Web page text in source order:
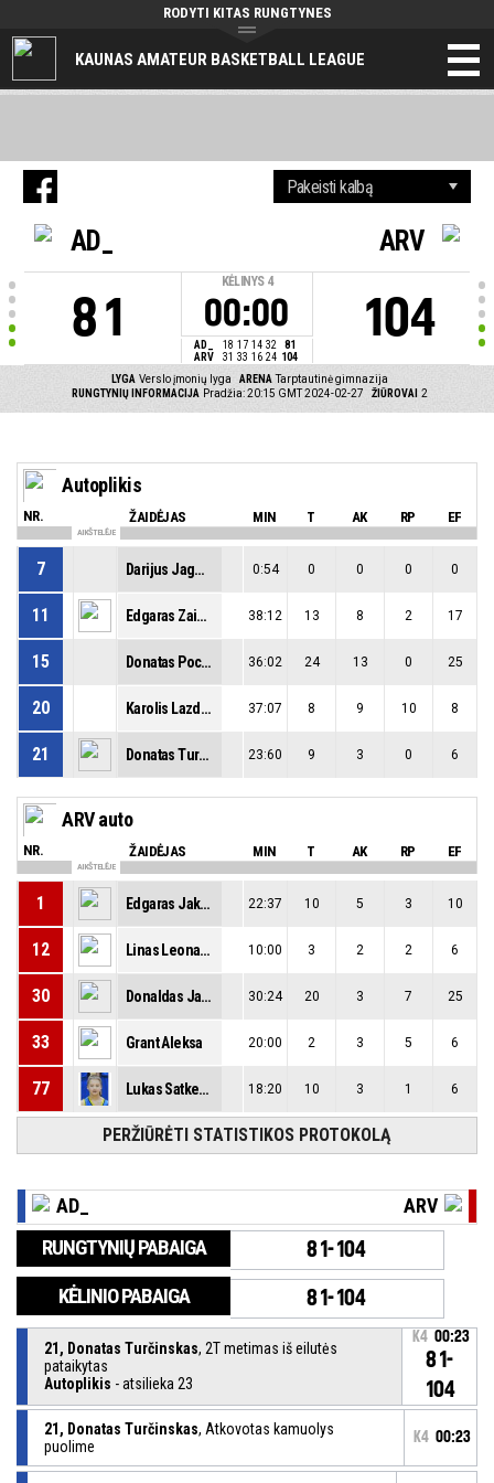
KAUNAS AMATEUR BASKETBALL LEAGUE
RODYTI KITAS RUNGTYNES
AD_
81
KĖLINYS 4
00:00
AD_ 18 17 14 32
81
ARV
31 33 16 24 104
ARV
104
LYGA Verslo įmonių lyga ARENA Tarptautinė gimnazija
RUNGTYNIŲ INFORMACIJA Pradžia: 20:15 GMT 2024-02-27 ŽIŪROVAI 2
Autoplikis
NR. ŽAIDĖJAS MIN T AK RP EF
AIKŠTELĖJE
7 Darijus Jagminas 0:54 0 0 0 0
11 Edgaras Zaidelis 38:12 13 8 2 17
15 Donatas Pocevičius 36:02 24 13 0 25
20 Karolis Lazdauskas 37:07 8 9 10 8
21 Donatas Turčinskas 23:60 9 3 0 6
ARV auto
NR. ŽAIDĖJAS MIN T AK RP EF
AIKŠTELĖJE
1 Edgaras Jakavičius 22:37 10 5 3 10
12 Linas Leonavičius 10:00 3 2 2 6
30 Donaldas Jankauskas 30:24 20 3 7 25
33 Grant Aleksa 20:00 2 3 5 6
77 Lukas Satkevičius 18:20 10 3 1 6
PERŽIŪRĖTI STATISTIKOS PROTOKOLĄ
AD_ ARV
RUNGTYNIŲ PABAIGA 81-104
KĖLINIO PABAIGA 81-104
21, Donatas Turčinskas, 2T metimas iš eilutės
pataikytas
Autoplikis - atsilieka 23
K4 00:23
81-
104
21, Donatas Turčinskas, Atkovotas kamuolys
puolime
K4 00:23